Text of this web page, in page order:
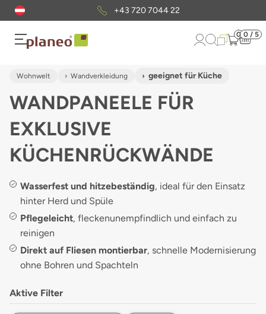
KostenloserMusterversand
0 0 / 5
Wohnwelt Wandverkleidung geeignet für Küche
WANDPANEELE FÜR
EXKLUSIVE
KÜCHENRÜCKWÄNDE
Wasserfest und hitzebeständig, ideal für den Einsatz
hinter Herd und Spüle
Pflegeleicht, fleckenunempfindlich und einfach zu
reinigen
Direkt auf Fliesen montierbar, schnelle Modernisierung
ohne Bohren und Spachteln
Aktive Filter